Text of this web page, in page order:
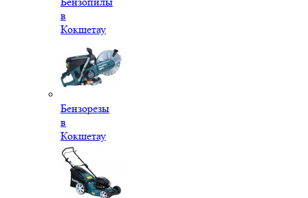
в
Кокшетау
Бензорезы
в
Кокшетау